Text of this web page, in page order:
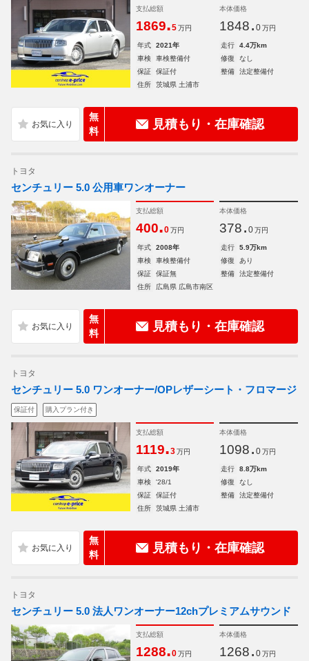
支払総額
1869.5 万円
本体価格
1848. 0 万円
年式 2021年 走行
4.4万km
車検
車検整備付 修復
なし
保証
保証付 整備
法定整備付
住所
茨城県 土浦市
無
料
見積もり・在庫確認
トヨタ
センチュリー 5.0 公用車ワンオーナー
支払総額
400.0 万円
本体価格
378. 0 万円
年式 2008年 走行
5.9万km
車検
車検整備付 修復
あり
保証
保証無 整備
法定整備付
住所
広島県 広島市南区
無
料
見積もり・在庫確認
トヨタ
センチュリー 5.0 ワンオーナー/OPレザーシート・フロマージ
保証付 購入プラン付き
支払総額
1119.3 万円
本体価格
1098. 0 万円
年式 2019年 走行
8.8万km
車検
'28/1 修復
なし
保証
保証付 整備
法定整備付
住所
茨城県 土浦市
無
料
見積もり・在庫確認
トヨタ
センチュリー 5.0 法人ワンオーナー12chプレミアムサウンド
支払総額
1288.0 万円
本体価格
1268. 0 万円